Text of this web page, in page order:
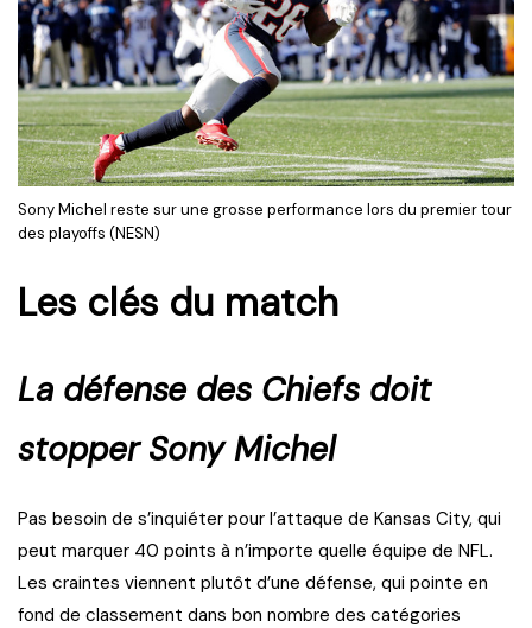
Sony Michel reste sur une grosse performance lors du premier tour
des playoffs (NESN)
Les clés du match
La défense des Chiefs doit
stopper Sony Michel
Pas besoin de s’inquiéter pour l’attaque de Kansas City, qui
peut marquer 40 points à n’importe quelle équipe de NFL.
Les craintes viennent plutôt d’une défense, qui pointe en
fond de classement dans bon nombre des catégories